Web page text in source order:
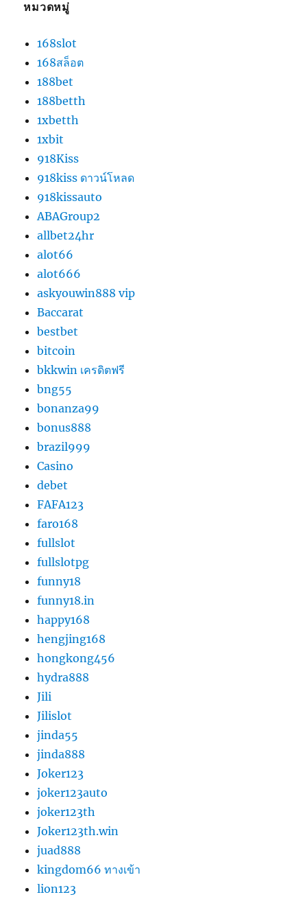
หมวดหมู่
168slot
168สล็อต
188bet
188betth
1xbetth
1xbit
918Kiss
918kiss ดาวน์โหลด
918kissauto
ABAGroup2
allbet24hr
alot66
alot666
askyouwin888 vip
Baccarat
bestbet
bitcoin
bkkwin เครดิตฟรี
bng55
bonanza99
bonus888
brazil999
Casino
debet
FAFA123
faro168
fullslot
fullslotpg
funny18
funny18.in
happy168
hengjing168
hongkong456
hydra888
Jili
Jilislot
jinda55
jinda888
Joker123
joker123auto
joker123th
Joker123th.win
juad888
kingdom66 ทางเข้า
lion123